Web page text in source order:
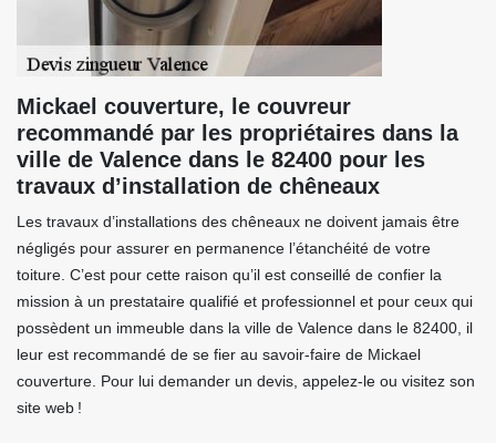
Mickael couverture, le couvreur
recommandé par les propriétaires dans la
ville de Valence dans le 82400 pour les
travaux d’installation de chêneaux
Les travaux d’installations des chêneaux ne doivent jamais être
négligés pour assurer en permanence l’étanchéité de votre
toiture. C’est pour cette raison qu’il est conseillé de confier la
mission à un prestataire qualifié et professionnel et pour ceux qui
possèdent un immeuble dans la ville de Valence dans le 82400, il
leur est recommandé de se fier au savoir-faire de Mickael
couverture. Pour lui demander un devis, appelez-le ou visitez son
site web !